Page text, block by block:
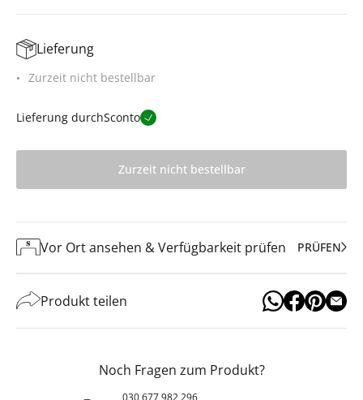
Lieferung
Zurzeit nicht bestellbar
Lieferung durchSconto
Zurzeit nicht bestellbar
Vor Ort ansehen & Verfügbarkeit prüfen PRÜFEN
Produkt teilen
Noch Fragen zum Produkt?
030 677 982 296